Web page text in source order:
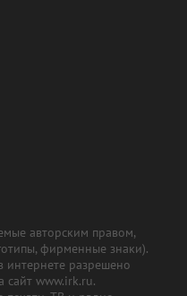
авторским правом,
фирменные знаки).
интернете разрешено
сайт www.irk.ru.